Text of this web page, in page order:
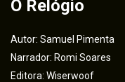
O Relógio
Autor: Samuel Pimenta
Narrador: Romi Soares
Editora: Wiserwoof